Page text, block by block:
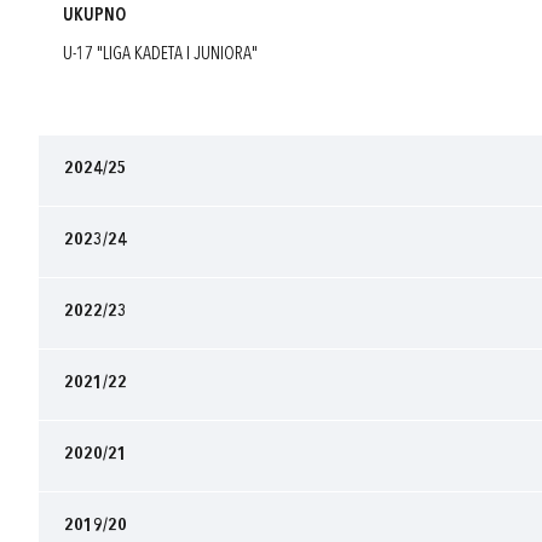
UKUPNO
U-17 "LIGA KADETA I JUNIORA"
2024/25
2023/24
2022/23
2021/22
2020/21
2019/20